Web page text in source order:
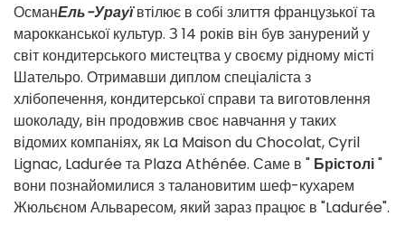
ОсманЕль-Урауївтілює в собі злиття французької та
марокканської культур. З 14 років він був занурений у
світ кондитерського мистецтва у своєму рідному місті
Шательро. Отримавши диплом спеціаліста з
хлібопечення, кондитерської справи та виготовлення
шоколаду, він продовжив своє навчання у таких
відомих компаніях, як La Maison du Chocolat, Cyril
Lignac, Ladurée та Plaza Athénée. Саме в " Брістолі"
вони познайомилися з талановитим шеф-кухарем
Жюльєном Альваресом, який зараз працює в "Ladurée".